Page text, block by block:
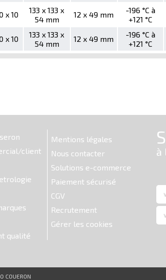
x 10
133 x 133 x
54 mm
12 x 49 mm
-196 °C à
+121 °C
x 10
133 x 133 x
54 mm
12 x 49 mm
-196 °C à
+121 °C
client
qualité
Mentions légales
Nous contacter
Solutions e-commerce
Paiement sécurisé
CGV
Recrutement
Gérer les cookies